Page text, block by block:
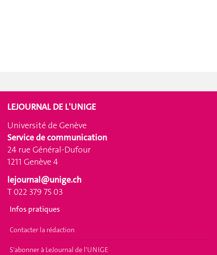
LEJOURNAL DE L'UNIGE
Université de Genève
Service de communication
24 rue Général-Dufour
1211 Genève 4
lejournal@unige.ch
T 022 379 75 03
Infos pratiques
Contacter la rédaction
S'abonner à LeJournal de l'UNIGE